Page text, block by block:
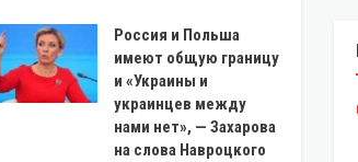
Россия и Польша
имеют общую границу
и «Украины и
украинцев между
нами нет», — Захарова
на слова Навроцкого